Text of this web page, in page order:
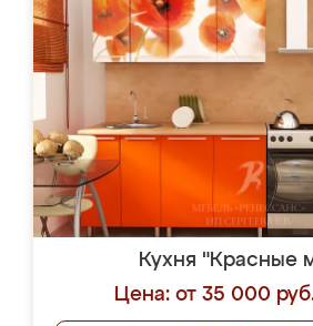
Кухня "Красные
Цена: от 35 000